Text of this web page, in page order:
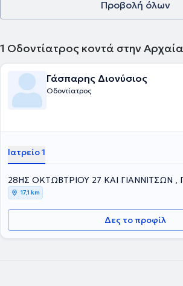
Προβολή όλων
1 Οδοντίατρος κοντά στην
Γάσπαρης Διονύσιος
Οδοντίατρος
Ιατρείο 1
28ΗΣ ΟΚΤΩΒΤΡΙΟΥ 27 ΚΑΙ ΓΙΑΝΝΙΤΣΩΝ ,
17,1 km
Δες το προφίλ